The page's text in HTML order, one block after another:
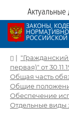
ЗАКОНЫ,
|
первая)" от
Общая часть
Общие
Обеспечение
Отдельные виды